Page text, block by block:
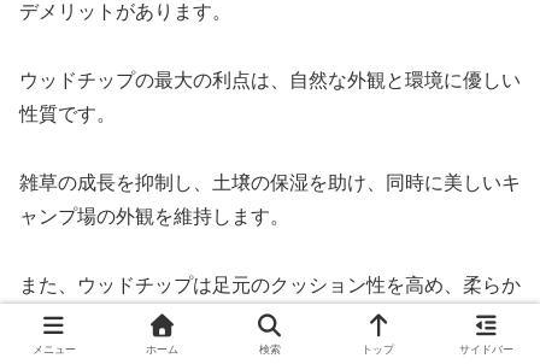
デメリットがあります。
ウッドチップの最大の利点は、自然な外観と環境に優しい
性質です。
雑草の成長を抑制し、土壌の保湿を助け、同時に美しいキ
ャンプ場の外観を維持します。
また、ウッドチップは足元のクッション性を高め、柔らか
い歩行感を提供します。これは、キャンプ場の利用者にと
って快適性を向上させる重要な要素です。
メニュー ホーム 検索 トップ サイドバー